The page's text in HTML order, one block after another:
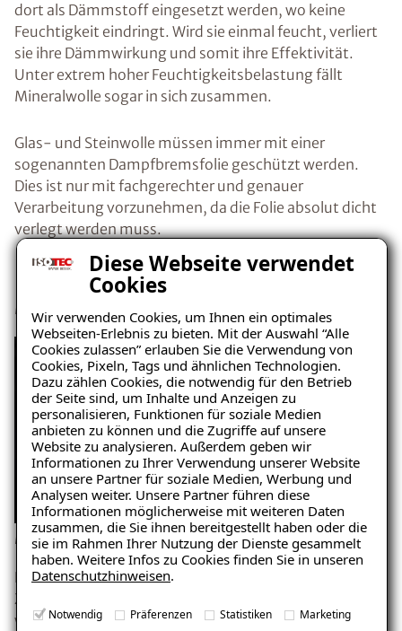
Diese Webseite verwendet
Cookies
Wir verwenden Cookies, um Ihnen ein optimales
Webseiten-Erlebnis zu bieten. Mit der Auswahl “Alle
Cookies zulassen” erlauben Sie die Verwendung von
Cookies, Pixeln, Tags und ähnlichen Technologien.
Dazu zählen Cookies, die notwendig für den Betrieb
der Seite sind, um Inhalte und Anzeigen zu
personalisieren, Funktionen für soziale Medien
anbieten zu können und die Zugriffe auf unsere
Website zu analysieren. Außerdem geben wir
Informationen zu Ihrer Verwendung unserer Website
an unsere Partner für soziale Medien, Werbung und
Analysen weiter. Unsere Partner führen diese
Informationen möglicherweise mit weiteren Daten
zusammen, die Sie ihnen bereitgestellt haben oder die
sie im Rahmen Ihrer Nutzung der Dienste gesammelt
haben. Weitere Infos zu Cookies finden Sie in unseren
Datenschutzhinweisen.
Notwendig Präferenzen Statistiken Marketing
dort als Dämmstoff eingesetzt werden, wo keine
Feuchtigkeit eindringt. Wird sie einmal feucht, verliert
sie ihre Dämmwirkung und somit ihre Effektivität.
Unter extrem hoher Feuchtigkeitsbelastung fällt
Mineralwolle sogar in sich zusammen.
Glas- und Steinwolle müssen immer mit einer
sogenannten Dampfbremsfolie geschützt werden.
Dies ist nur mit fachgerechter und genauer
Verarbeitung vorzunehmen, da die Folie absolut dicht
verlegt werden muss.
Innendämmung mit
Mineralschaumplatten
Innendämmung mit einer Mineralschaumplatte
Das Material der Platten besteht aus Sand, Kalk,
Zement und Wasser. Diese mineralischen Grundstoffe
werden zu dem feuchteunempfindlichen Dämmstoff
Ratgeber „Schimmel“
– jetzt kostenlos erhalten!
E-Mail eingeben